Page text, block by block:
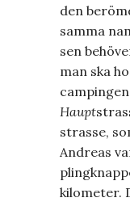
den
samma
sen
man ska
Haupt
strasse,
Andreas
kilometer.